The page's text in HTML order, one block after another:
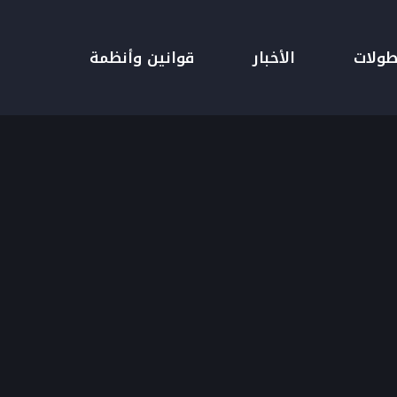
الأخبار قوانين وأنظمة